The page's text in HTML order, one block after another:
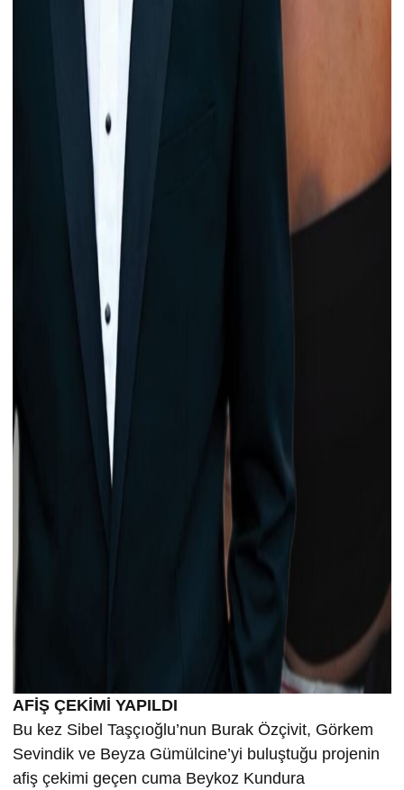
AFİŞ ÇEKİMİ YAPILDI
Bu kez Sibel Taşçıoğlu’nun Burak Özçivit, Görkem
Sevindik ve Beyza Gümülcine’yi buluştuğu projenin
afiş çekimi geçen cuma Beykoz Kundura